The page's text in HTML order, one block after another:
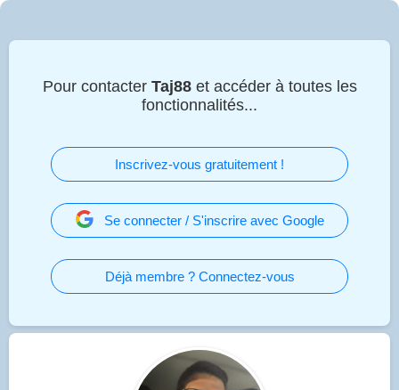
Pour contacter Taj88et accéder à toutes les
fonctionnalités...
Inscrivez-vous gratuitement !
Se connecter / S'inscrire avec Google
Déjà membre ? Connectez-vous